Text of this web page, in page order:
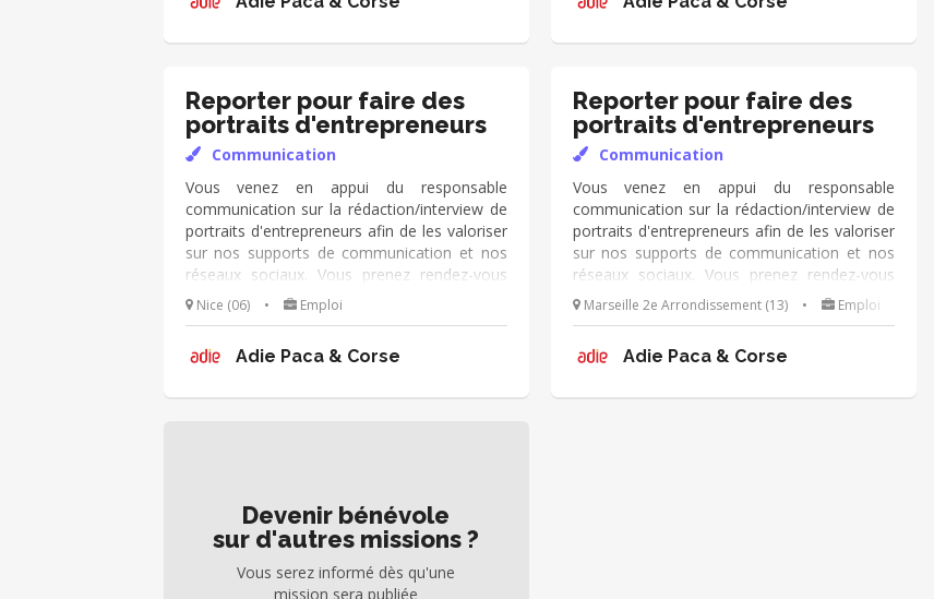
quelques heures par mois)
quelques heures par mois)
Reporter pour faire des
portraits d'entrepreneurs
Communication
Vous venez en appui du responsable
communication sur la rédaction/interview de
portraits d'entrepreneurs afin de les valoriser
sur nos supports de communication et nos
réseaux sociaux. Vous prenez rendez-vous
avec des clients, les interviewez, prenez des
photos, rédigez des portraits. Mission qui
quelques heures par mois)
Nice (06) • Emploi
Adie Paca & Corse
Reporter pour faire des
portraits d'entrepreneurs
Communication
Vous venez en appui du responsable
communication sur la rédaction/interview de
portraits d'entrepreneurs afin de les valoriser
sur nos supports de communication et nos
réseaux sociaux. Vous prenez rendez-vous
avec des clients, les interviewez, prenez des
photos, rédigez des portraits. Mission qui
quelques heures par mois)
Marseille 2e Arrondissement (13) • Emploi
Adie Paca & Corse
Devenir bénévole
sur d'autres missions ?
Vous serez informé dès qu'une
mission sera publiée